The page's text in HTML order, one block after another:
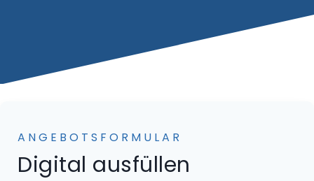
ANGEBOTSFORMULAR
Digital ausfüllen